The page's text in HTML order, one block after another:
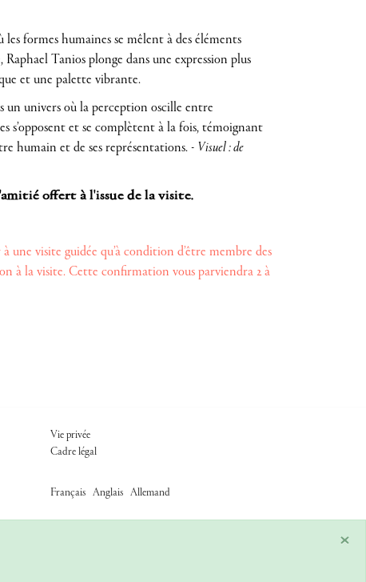
formes humaines se mêlent à des éléments
Tanios plonge dans une expression plus
et une palette vibrante.
un univers où la perception oscille entre
s’opposent et se complètent à la fois, témoignant
humain et de ses représentations. - Visuel : de
offert à l'issue de la visite.
visite guidée qu’à condition d’être membre des
à la visite. Cette confirmation vous parviendra 2 à
×
FOOTER ADM
Vie privée
Cadre légal
Français Anglais Allemand